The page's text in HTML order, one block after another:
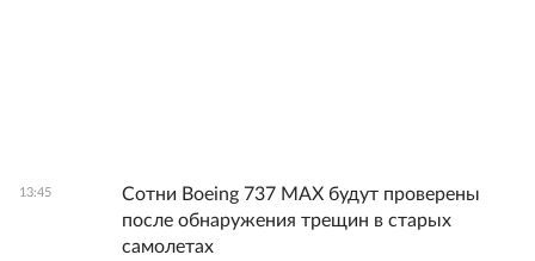
13:45
Сотни Boeing 737 MAX будут проверены
после обнаружения трещин в старых
самолетах